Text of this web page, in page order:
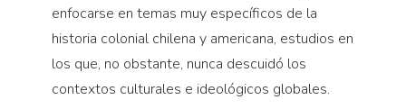
enfocarse en temas muy específicos de la
historia colonial chilena y americana, estudios en
los que, no obstante, nunca descuidó los
contextos culturales e ideológicos globales.